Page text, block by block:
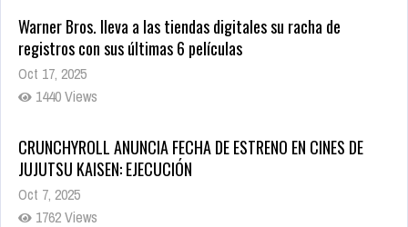
1440 Views
CRUNCHYROLL ANUNCIA FECHA DE ESTRENO EN CINES DE
JUJUTSU KAISEN: EJECUCIÓN
1762 Views
5 Películas de Terror Basadas en la Vida Real que te Helarán
la Sangre